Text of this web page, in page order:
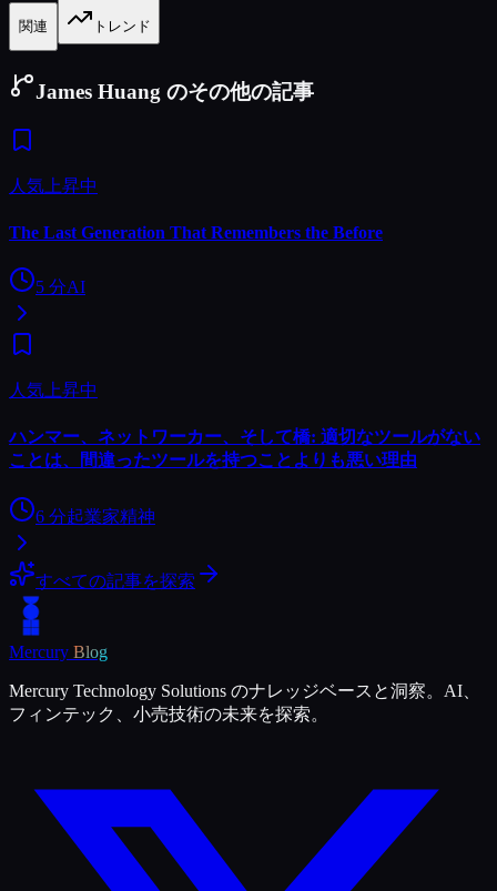
関連 トレンド
James Huang のその他の記事
人気上昇中
The Last Generation That Remembers the Before
5 分AI
人気上昇中
ハンマー、ネットワーカー、そして橋: 適切なツールがない
ことは、間違ったツールを持つことよりも悪い理由
6 分起業家精神
すべての記事を探索
Mercury Blog
Mercury Technology Solutions のナレッジベースと洞察。AI、
フィンテック、小売技術の未来を探索。